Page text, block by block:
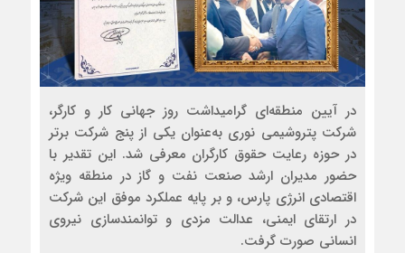
در آیین منطقه‌ای گرامیداشت روز جهانی کار و کارگر،
شرکت پتروشیمی نوری به‌عنوان یکی از پنج شرکت برتر
در حوزه رعایت حقوق کارگران معرفی شد. این تقدیر با
حضور مدیران ارشد صنعت نفت و گاز در منطقه ویژه
اقتصادی انرژی پارس، و بر پایه عملکرد موفق این شرکت
در ارتقای ایمنی، عدالت مزدی و توانمندسازی نیروی
انسانی صورت گرفت.